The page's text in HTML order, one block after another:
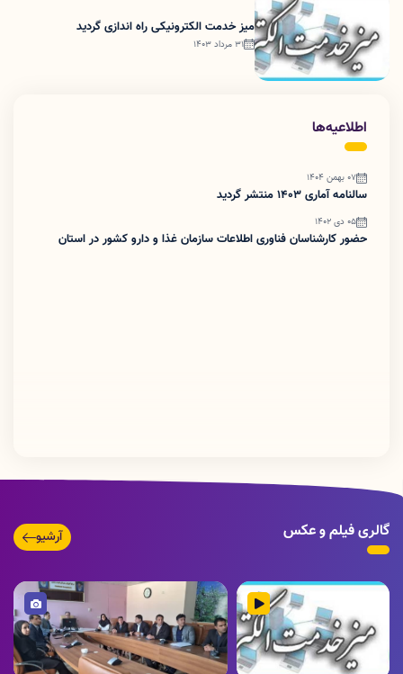
میز خدمت الکترونیکی راه اندازی گردید
31 مرداد 1403
اطلاعیه‌ها
07 بهمن 1404
سالنامه آماری 1403 منتشر گردید
05 دی 1402
حضور کارشناسان فناوری اطلاعات سازمان غذا و دارو کشور در استان
گالری فیلم و عکس آرشیو